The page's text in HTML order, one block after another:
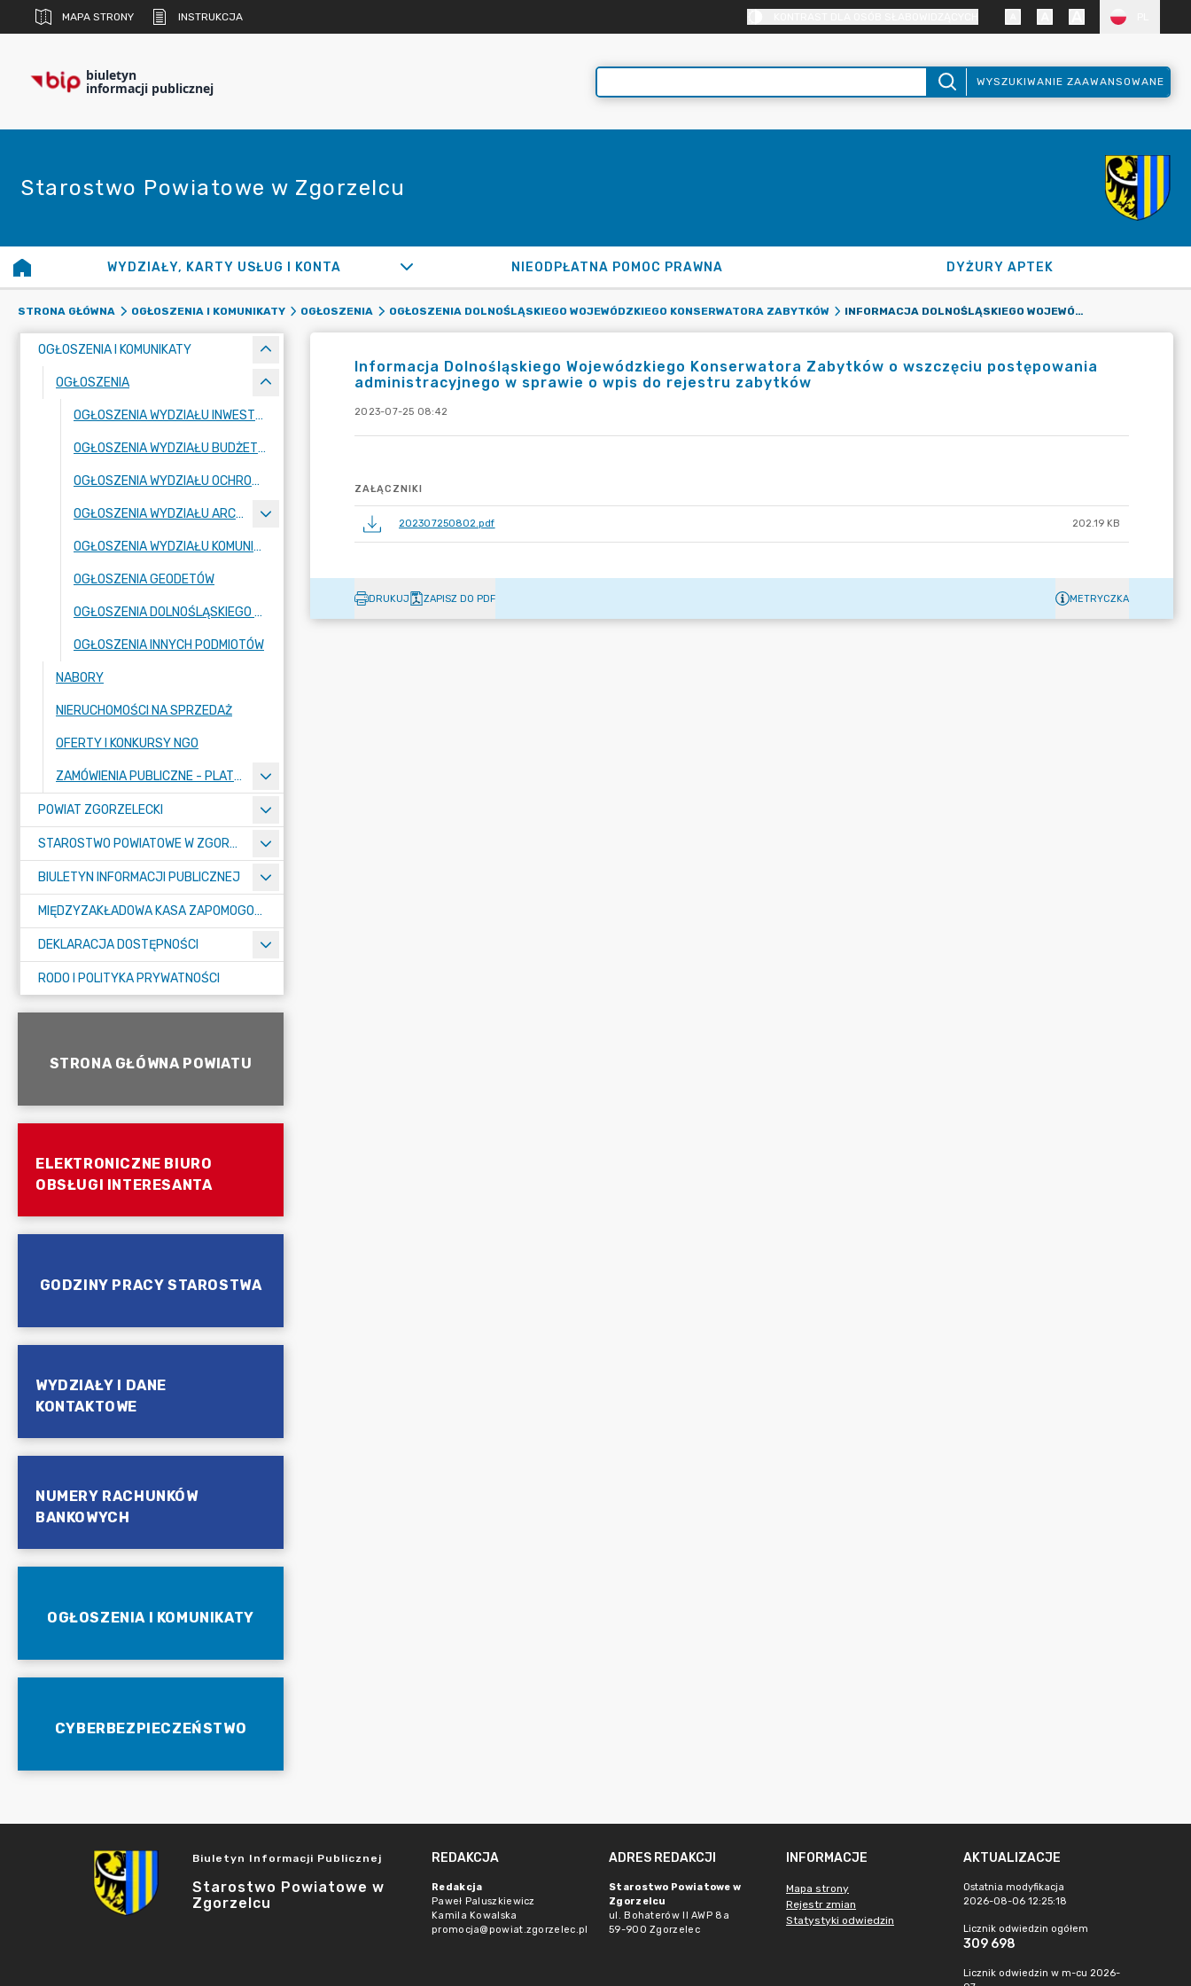
MAPA STRONY INSTRUKCJA
biuletyn
informacji publicznej WYSZUKIWANIE ZAAWANSOWANE
Starostwo Powiatowe w Zgorzelcu
WYDZIAŁY, KARTY USŁUG I KONTA NIEODPŁATNA POMOC PRAWNA DYŻURY APTEK
STRONA GŁÓWNA OGŁOSZENIA I KOMUNIKATY OGŁOSZENIA OGŁOSZENIA DOLNOŚLĄSKIEGO WOJEWÓDZKIEGO KONSERWATORA ZABYTKÓW INFORMACJA DOLNOŚLĄSKIEGO WOJEWÓDZKIEGO KONSERWATORA ZABYTKÓW O WSZCZĘCIU POSTĘPOWANIA ADMINISTRACYJNEGO W SPRAWIE O WPIS DO REJESTRU ZABYTKÓW
OGŁOSZENIA I KOMUNIKATY
OGŁOSZENIA
OGŁOSZENIA WYDZIAŁU INWESTYCJI I ZAMÓWIEŃ PUBLICZNYCH
OGŁOSZENIA WYDZIAŁU BUDŻETU I FINANSÓW
OGŁOSZENIA WYDZIAŁU OCHRONY ŚRODOWISKA
OGŁOSZENIA WYDZIAŁU ARCHITEKTURY I BUDOWNICTWA
OGŁOSZENIA WYDZIAŁU KOMUNIKACJI
OGŁOSZENIA GEODETÓW
OGŁOSZENIA DOLNOŚLĄSKIEGO WOJEWÓDZKIEGO KONSERWATORA ZABYTKÓW
OGŁOSZENIA INNYCH PODMIOTÓW
NABORY
NIERUCHOMOŚCI NA SPRZEDAŻ
OFERTY I KONKURSY NGO
ZAMÓWIENIA PUBLICZNE - PLATFORMA ZAKUPOWA
POWIAT ZGORZELECKI
STAROSTWO POWIATOWE W ZGORZELCU
BIULETYN INFORMACJI PUBLICZNEJ
MIĘDZYZAKŁADOWA KASA ZAPOMOGOWO-POŻYCZKOWA
DEKLARACJA DOSTĘPNOŚCI
RODO I POLITYKA PRYWATNOŚCI
STRONA GŁÓWNA POWIATU
ELEKTRONICZNE BIURO
OBSŁUGI INTERESANTA
GODZINY PRACY STAROSTWA
WYDZIAŁY I DANE
KONTAKTOWE
NUMERY RACHUNKÓW
BANKOWYCH
OGŁOSZENIA I KOMUNIKATY
CYBERBEZPIECZEŃSTWO
Informacja Dolnośląskiego Wojewódzkiego Konserwatora Zabytków o wszczęciu postępowania
administracyjnego w sprawie o wpis do rejestru zabytków
2023-07-25 08:42
ZAŁĄCZNIKI
202307250802.pdf 202.19 KB
DRUKUJ ZAPISZ DO PDF METRYCZKA
Biuletyn Informacji Publicznej
Starostwo Powiatowe w
Zgorzelcu
REDAKCJA
Redakcja
Paweł Paluszkiewicz
Kamila Kowalska
promocja@powiat.zgorzelec.pl
ADRES REDAKCJI
Starostwo Powiatowe w
Zgorzelcu
ul. Bohaterów II AWP 8a
59-900 Zgorzelec
INFORMACJE
Mapa strony
Rejestr zmian
Statystyki odwiedzin
AKTUALIZACJE
Ostatnia modyfikacja
2026-08-06 12:25:18
Licznik odwiedzin ogółem
309 698
Licznik odwiedzin w m-cu 2026-